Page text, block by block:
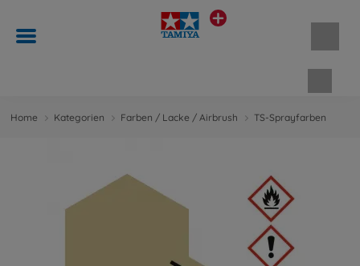
Home Kategorien Farben / Lacke / Airbrush TS-Sprayfarben